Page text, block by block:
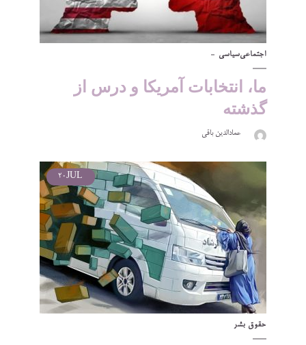
اجتماعیسیاسی
ما، انتخابات آمریکا و درس از
گذشته
عمادالدین باقی
JUL
20
حقوق بشر